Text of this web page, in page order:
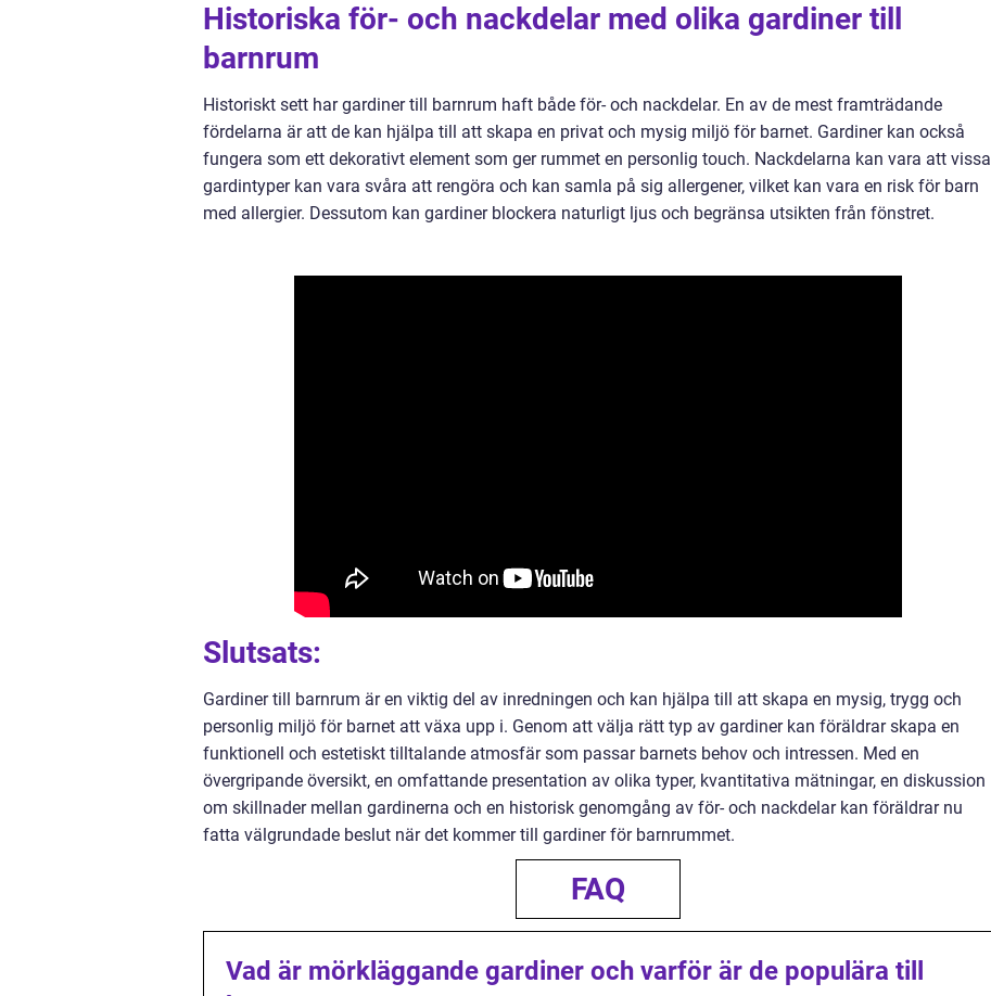
Historiska för- och nackdelar med olika gardiner till
barnrum
Historiskt sett har gardiner till barnrum haft både för- och nackdelar. En av de mest framträdande
fördelarna är att de kan hjälpa till att skapa en privat och mysig miljö för barnet. Gardiner kan också
fungera som ett dekorativt element som ger rummet en personlig touch. Nackdelarna kan vara att vissa
gardintyper kan vara svåra att rengöra och kan samla på sig allergener, vilket kan vara en risk för barn
med allergier. Dessutom kan gardiner blockera naturligt ljus och begränsa utsikten från fönstret.
Slutsats:
Gardiner till barnrum är en viktig del av inredningen och kan hjälpa till att skapa en mysig, trygg och
personlig miljö för barnet att växa upp i. Genom att välja rätt typ av gardiner kan föräldrar skapa en
funktionell och estetiskt tilltalande atmosfär som passar barnets behov och intressen. Med en
övergripande översikt, en omfattande presentation av olika typer, kvantitativa mätningar, en diskussion
om skillnader mellan gardinerna och en historisk genomgång av för- och nackdelar kan föräldrar nu
fatta välgrundade beslut när det kommer till gardiner för barnrummet.
FAQ
Vad är mörkläggande gardiner och varför är de populära till